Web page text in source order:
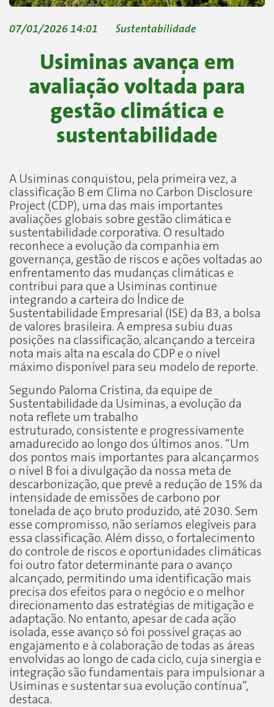
07/01/2026 14:01 Sustentabilidade
Usiminas avança em
avaliação voltada para
gestão climática e
sustentabilidade
A Usiminas conquistou, pela primeira vez, a
classificação B em Clima no Carbon Disclosure
Project (CDP), uma das mais importantes
avaliações globais sobre gestão climática e
sustentabilidade corporativa. O resultado
reconhece a evolução da companhia em
governança, gestão de riscos e ações voltadas ao
enfrentamento das mudanças climáticas e
contribui para que a Usiminas continue
integrando a carteira do Índice de
Sustentabilidade Empresarial (ISE) da B3, a bolsa
de valores brasileira. A empresa subiu duas
posições na classificação, alcançando a terceira
nota mais alta na escala do CDP e o nível
máximo disponível para seu modelo de reporte.
Segundo Paloma Cristina, da equipe de
Sustentabilidade da Usiminas, a evolução da
nota reflete um trabalho
estruturado, consistente e progressivamente
amadurecido ao longo dos últimos anos. “Um
dos pontos mais importantes para alcançarmos
o nível B foi a divulgação da nossa meta de
descarbonização, que prevê a redução de 15% da
intensidade de emissões de carbono por
tonelada de aço bruto produzido, até 2030. Sem
esse compromisso, não seríamos elegíveis para
essa classificação. Além disso, o fortalecimento
do controle de riscos e oportunidades climáticas
foi outro fator determinante para o avanço
alcançado, permitindo uma identificação mais
precisa dos efeitos para o negócio e o melhor
direcionamento das estratégias de mitigação e
adaptação. No entanto, apesar de cada ação
isolada, esse avanço só foi possível graças ao
engajamento e à colaboração de todas as áreas
envolvidas ao longo de cada ciclo, cuja sinergia e
integração são fundamentais para impulsionar a
Usiminas e sustentar sua evolução contínua”,
destaca.